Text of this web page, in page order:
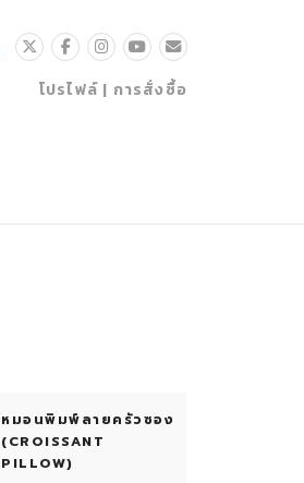
โปรไฟล์ | การสั่งซื้อ
หมอนพิมพ์ลายครัวซอง
(CROISSANT
PILLOW)